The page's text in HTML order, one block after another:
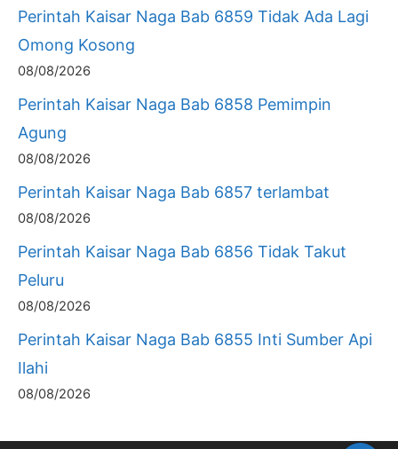
Perintah Kaisar Naga Bab 6859 Tidak Ada Lagi
Omong Kosong
08/08/2026
Perintah Kaisar Naga Bab 6858 Pemimpin
Agung
08/08/2026
Perintah Kaisar Naga Bab 6857 terlambat
08/08/2026
Perintah Kaisar Naga Bab 6856 Tidak Takut
Peluru
08/08/2026
Perintah Kaisar Naga Bab 6855 Inti Sumber Api
Ilahi
08/08/2026